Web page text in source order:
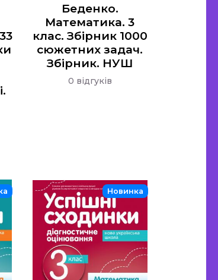
Беденко.
Математика. 3
клас. Збірник 1000
сюжетних задач.
Збірник. НУШ
0 відгуків
Новинка